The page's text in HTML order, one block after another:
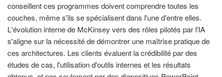
conseillent ces programmes doivent comprendre toutes les
couches, même s'ils se spécialisent dans l'une d'entre elles.
L'évolution interne de McKinsey vers des rôles pilotés par l'IA
s'aligne sur la nécessité de démontrer une maîtrise pratique de
ces architectures. Les clients évaluent la crédibilité par des
études de cas, l'utilisation d'outils internes et les résultats